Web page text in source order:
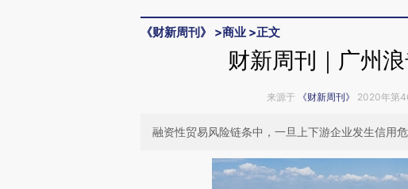
《财新周刊》 >商业 >正文
财新周刊｜广州
来源于 《财新周刊》 2020年第
融资性贸易风险链条中，一旦上下游企业发生信用